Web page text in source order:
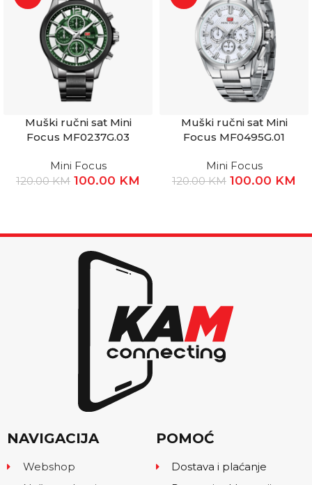
Muški ručni sat Mini
Focus MF0237G.03
Mini Focus
120.00KM 100.00 KM
Muški ručni sat Mini
Focus MF0495G.01
Mini Focus
120.00KM 100.00 KM
NAVIGACIJA
Webshop
POMOĆ
Dostava i plaćanje